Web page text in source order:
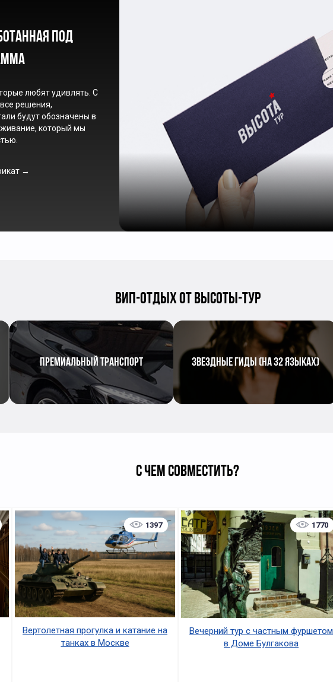
под
любят удивлять. С
решения,
будут обозначены в
который мы
→
ВИП-ОТДЫХ ОТ ВЫСОТЫ-ТУР
ПРЕМИАЛЬНЫЙ ТРАНСПОРТ ЗВЕЗДНЫЕ ГИДЫ (НА 32 ЯЗЫКАХ)
С ЧЕМ СОВМЕСТИТЬ?
1397
Вертолетная прогулка и катание на
танках в Москве
1770
Вечерний тур с частным фуршетом
в Доме Булгакова